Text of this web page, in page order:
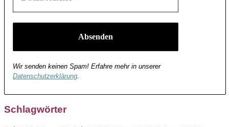
Wir senden keinen Spam! Erfahre mehr in unserer
Datenschutzerklärung
Schlagwörter